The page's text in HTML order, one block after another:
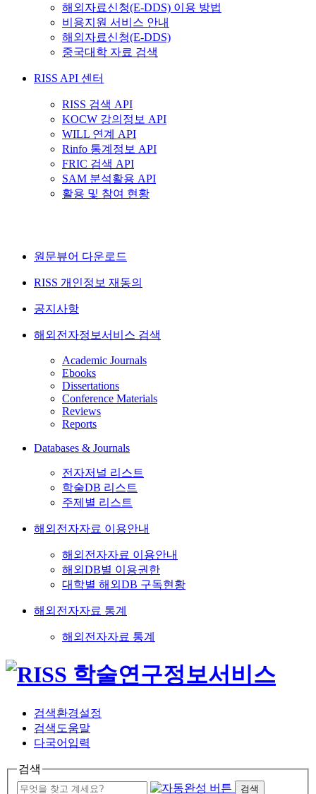
해외자료신청(E-DDS) 이용 방법
비용지원 서비스 안내
해외자료신청(E-DDS)
중국대학 자료 검색
RISS API 센터
RISS 검색 API
KOCW 강의정보 API
WILL 연계 API
Rinfo 통계정보 API
FRIC 검색 API
SAM 분석활용 API
활용 및 참여 현황
원문뷰어 다운로드
RISS 개인정보 재동의
공지사항
해외전자정보서비스 검색
Academic Journals
Ebooks
Dissertations
Conference Materials
Reviews
Reports
Databases & Journals
전자저널 리스트
학술DB 리스트
주제별 리스트
해외전자자료 이용안내
해외전자자료 이용안내
해외DB별 이용권한
대학별 해외DB 구독현황
해외전자자료 통계
해외전자자료 통계
검색환경설정
검색도움말
다국어입력
검색
검색